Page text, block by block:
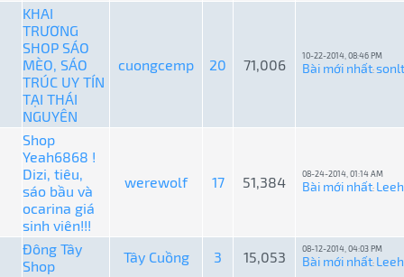
KHAI
TRƯƠNG
SHOP SÁO
MÈO, SÁO
TRÚC UY TÍN
TẠI THÁI
NGUYÊN
cuongcemp 20 71,006
10-22-2014, 08:46 PM
Bài mới nhất:
Shop
Yeah6868 !
Dizi, tiêu,
sáo bầu và
ocarina giá
sinh viên!!!
werewolf 17 51,384 08-24-2014, 01:14 AM
Bài mới nhất:
Đông Tây
Shop
Tây Cuồng 3 15,053 08-12-2014, 04:03 PM
Bài mới nhất: